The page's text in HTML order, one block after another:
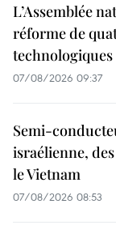
L’Assemblée
réforme de
technologiques
07/08/2026 09:37
Semi-
israélienne,
le Vietnam
07/08/2026 08:53